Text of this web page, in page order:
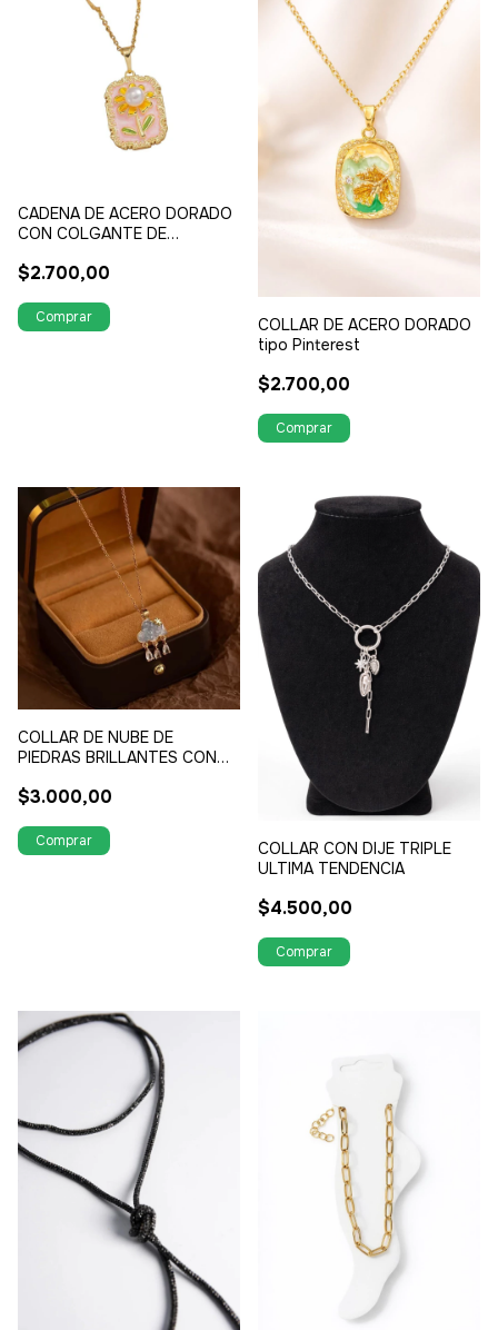
CADENA DE ACERO DORADO
CON COLGANTE DE
AL OLEO CON PERLA Y
$2.700,00
COLLAR DE ACERO DORADO
tipo Pinterest
$2.700,00
COLLAR DE NUBE DE
PIEDRAS BRILLANTES CON
FORMA DE LLUVIA
$3.000,00
COLLAR CON DIJE TRIPLE
ULTIMA TENDENCIA
$4.500,00